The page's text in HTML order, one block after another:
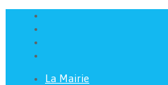
La Mairie